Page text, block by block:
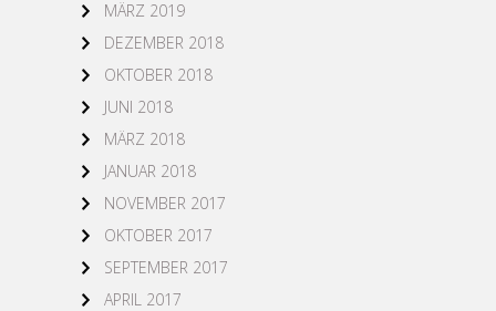
MÄRZ 2019
DEZEMBER 2018
OKTOBER 2018
JUNI 2018
MÄRZ 2018
JANUAR 2018
NOVEMBER 2017
OKTOBER 2017
SEPTEMBER 2017
APRIL 2017